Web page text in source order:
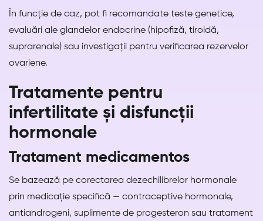
În funcție de caz, pot fi recomandate teste genetice,
evaluări ale glandelor endocrine (hipofiză, tiroidă,
suprarenale) sau investigații pentru verificarea rezervelor
ovariene.
Tratamente pentru
infertilitate și disfuncții
hormonale
Tratament medicamentos
Se bazează pe corectarea dezechilibrelor hormonale
prin medicație specifică — contraceptive hormonale,
antiandrogeni, suplimente de progesteron sau tratament